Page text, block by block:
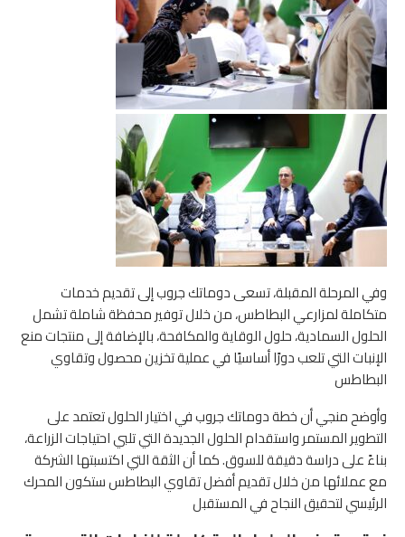
وفي المرحلة المقبلة، تسعى دوماتك جروب إلى تقديم خدمات
متكاملة لمزارعي البطاطس، من خلال توفير محفظة شاملة تشمل
الحلول السمادية، حلول الوقاية والمكافحة، بالإضافة إلى منتجات منع
الإنبات التي تلعب دورًا أساسيًا في عملية تخزين محصول وتقاوي
البطاطس
وأوضح منجي أن خطة دوماتك جروب في اختيار الحلول تعتمد على
التطوير المستمر واستقدام الحلول الجديدة التي تلبي احتياجات الزراعة،
بناءً على دراسة دقيقة للسوق. كما أن الثقة التي اكتسبتها الشركة
مع عملائها من خلال تقديم أفضل تقاوي البطاطس ستكون المحرك
الرئيسي لتحقيق النجاح في المستقبل